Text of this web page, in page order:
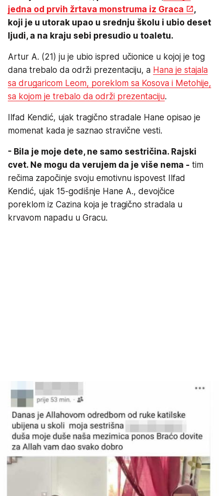
jedna od prvih žrtava monstruma iz Graca
,
koji je u utorak upao u srednju školu i ubio deset
ljudi, a na kraju sebi presudio u toaletu.
Artur A. (21) ju je ubio ispred učionice u kojoj je tog
dana trebalo da održi prezentaciju, a Hana je stajala
sa drugaricom Leom, poreklom sa Kosova i Metohije,
sa kojom je trebalo da održi prezentaciju.
Ilfad Kendić, ujak tragično stradale Hane opisao je
momenat kada je saznao stravične vesti.
- Bila je moje dete, ne samo sestričina. Rajski
cvet. Ne mogu da verujem da je više nema - tim
rečima započinje svoju emotivnu ispovest Ilfad
Kendić, ujak 15-godišnje Hane A., devojčice
poreklom iz Cazina koja je tragično stradala u
krvavom napadu u Gracu.